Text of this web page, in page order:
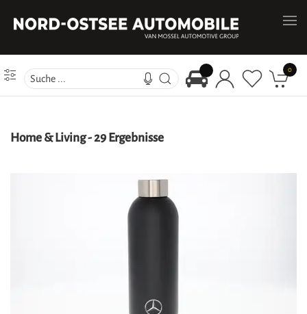
0
Home & Living-29 Ergebnisse